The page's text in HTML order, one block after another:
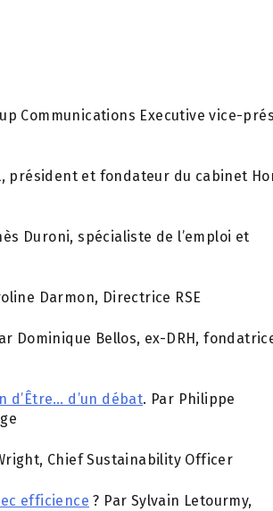
Communications Executive vice-
président et fondateur du cabinet
Duroni, spécialiste de l’emploi et
Darmon, Directrice RSE
Dominique Bellos, ex-DRH,
d’Être… d’un débat. Par Philippe
Chief Sustainability Officer
efficience ? Par Sylvain Letourmy,